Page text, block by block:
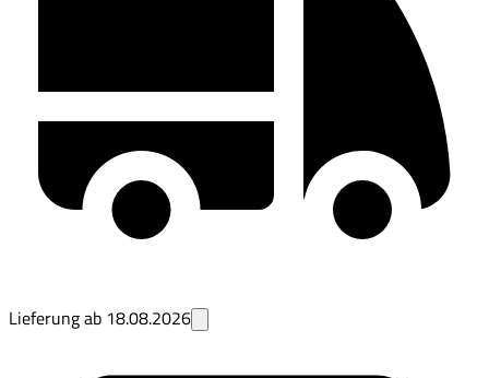
Lieferung ab 18.08.2026